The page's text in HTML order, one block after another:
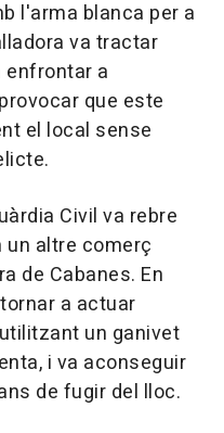
l'arma blanca per a
va tractar
enfrontar a
que este
el local sense
Civil va rebre
un altre comerç
de Cabanes. En
a actuar
un ganivet
i va aconseguir
de fugir del lloc.